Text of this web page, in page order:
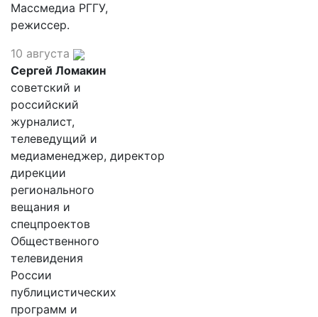
Массмедиа РГГУ,
режиссер.
10 августа
Сергей Ломакин
советский и
российский
журналист,
телеведущий и
медиаменеджер, директор
дирекции
регионального
вещания и
спецпроектов
Общественного
телевидения
России
публицистических
программ и